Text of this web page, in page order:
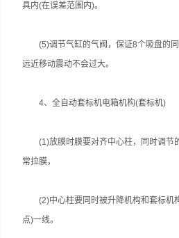
具内(在误差范围内)。
(5)调节气缸的气阀，保证8个吸盘的同
远近移动震动不会过大。
4、全自动套标机电箱机构(套标机)
(1)放膜时膜要对齐中心柱，同时调节
常拉膜，
(2)中心柱要同时被升降机构和套标机
点)一线。